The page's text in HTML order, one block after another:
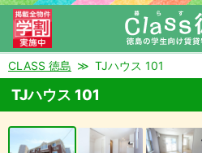
来店予約
CLASS 徳島 TJハウス 101
TJハウス 101